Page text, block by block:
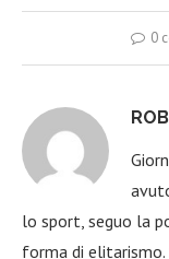
0
lo sport, seguo la
forma di elitarismo.